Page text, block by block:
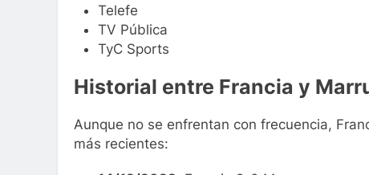
Telefe
TV Pública
TyC Sports
Historial entre Francia y
Aunque no se enfrentan con frecuencia,
más recientes: